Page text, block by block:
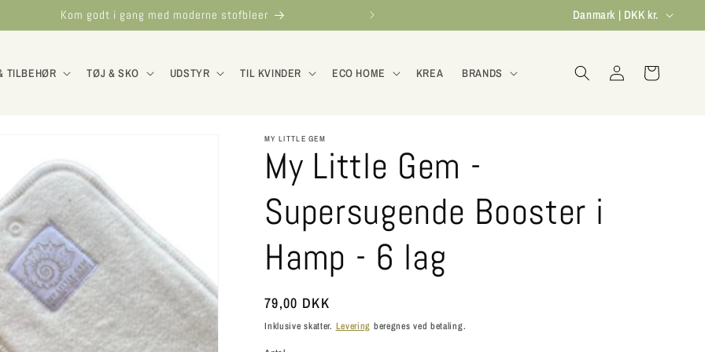
Kom godt i gang med moderne stofbleer
a
r
å
Danmark | DKK kr.
TILBEHØR TØJ & SKO UDSTYR TIL KVINDER ECO HOME KREA BRANDS
Log
ind
Indkøbskurv
MY LITTLE GEM
My Little Gem -
Supersugende Booster i
Hamp - 6 lag
Normalpris
79,00 DKK
Inklusive skatter. Levering beregnes ved betaling.